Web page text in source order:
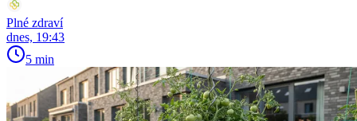
Plné zdraví
dnes, 19:43
5 min